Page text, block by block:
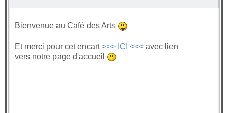
Bienvenue au Café des Arts
Et merci pour cet encart>>> ICI <<< avec lien
vers notre page d'accueil